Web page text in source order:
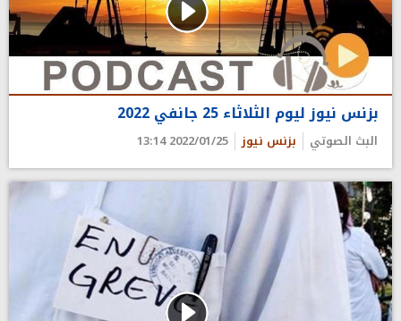
بزنس نيوز ليوم الثلاثاء 25 جانفي 2022
البث الصوتي بزنس نيوز 2022/01/25 13:14